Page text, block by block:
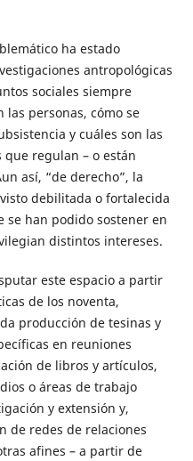
ha estado
antropológicas
sociales siempre
las personas, cómo se
y cuáles son las
regulan – o están
así, “de derecho”, la
debilitada o fortalecida
se han podido sostener en
distintos intereses.
este espacio a partir
de los noventa,
producción de tesinas y
en reuniones
de libros y artículos,
o áreas de trabajo
y extensión y,
de redes de relaciones
afines – a partir de